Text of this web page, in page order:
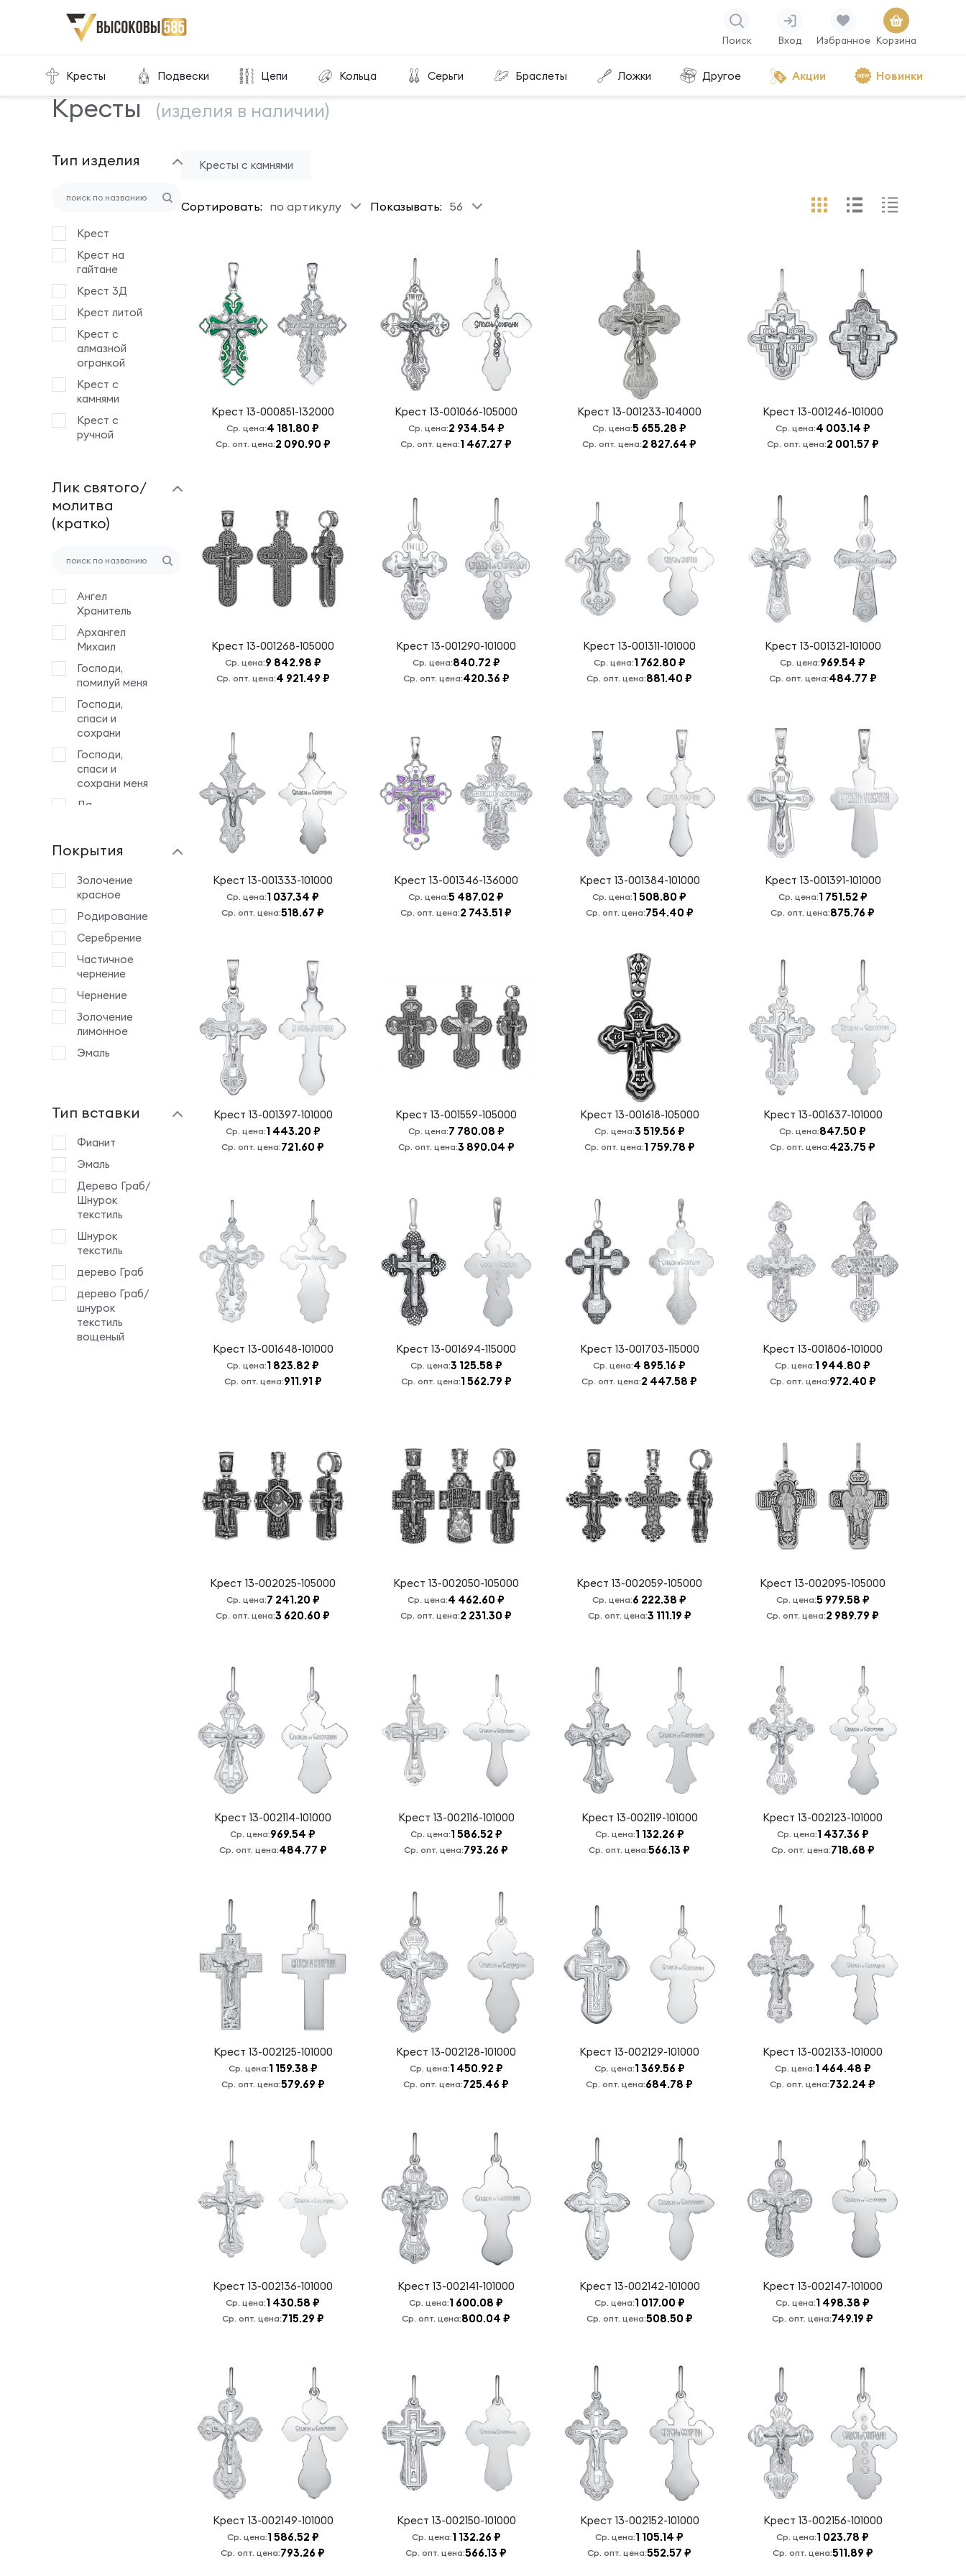
Поиск Вход Избранное Корзина
Кресты Подвески Цепи Кольца Серьги Браслеты Ложки Другое Акции Новинки
Главная Склад готовой продукции
Кресты (изделия в наличии)
Тип изделия
Крест
Крест на
гайтане
Крест 3Д
Крест литой
Крест с
алмазной
огранкой
Крест с
камнями
Крест с
ручной
эмалью
Крест
штампованный
крест на
Лик святого/
молитва
(кратко)
Ангел
Хранитель
Архангел
Михаил
Господи,
помилуй меня
Господи,
спаси и
сохрани
Господи,
спаси и
сохрани меня
Да
расточатся
врази Его
Животворящему
Кресту
Господню
Знамение Б.М.
Иоанн
Богослов
Казанская БМ
Крест 14:
Серафим
Ангел
Хранитель
Крест 4:
Животворящему
Кресту
Господню
Крест 7:
Животворящему
Кресту
Господню
Крест
хранитель
всея
Покрытия
Золочение
красное
Родирование
Серебрение
Частичное
чернение
Чернение
Золочение
лимонное
Эмаль
Тип вставки
Фианит
Эмаль
Дерево Граб/
Шнурок
текстиль
Шнурок
текстиль
дерево Граб
дерево Граб/
шнурок
текстиль
вощеный
Кресты с камнями
Сортировать: по артикулу Показывать: 56
Крест 13-000851-132000
Ср. цена:4 181.80 ₽
Ср. опт. цена:2 090.90 ₽
Крест 13-001066-105000
Ср. цена:2 934.54 ₽
Ср. опт. цена:1 467.27 ₽
Крест 13-001233-104000
Ср. цена:5 655.28 ₽
Ср. опт. цена:2 827.64 ₽
Крест 13-001246-101000
Ср. цена:4 003.14 ₽
Ср. опт. цена:2 001.57 ₽
Крест 13-001268-105000
Ср. цена:9 842.98 ₽
Ср. опт. цена:4 921.49 ₽
Крест 13-001290-101000
Ср. цена:840.72 ₽
Ср. опт. цена:420.36 ₽
Крест 13-001311-101000
Ср. цена:1 762.80 ₽
Ср. опт. цена:881.40 ₽
Крест 13-001321-101000
Ср. цена:969.54 ₽
Ср. опт. цена:484.77 ₽
Крест 13-001333-101000
Ср. цена:1 037.34 ₽
Ср. опт. цена:518.67 ₽
Крест 13-001346-136000
Ср. цена:5 487.02 ₽
Ср. опт. цена:2 743.51 ₽
Крест 13-001384-101000
Ср. цена:1 508.80 ₽
Ср. опт. цена:754.40 ₽
Крест 13-001391-101000
Ср. цена:1 751.52 ₽
Ср. опт. цена:875.76 ₽
Крест 13-001397-101000
Ср. цена:1 443.20 ₽
Ср. опт. цена:721.60 ₽
Крест 13-001559-105000
Ср. цена:7 780.08 ₽
Ср. опт. цена:3 890.04 ₽
Крест 13-001618-105000
Ср. цена:3 519.56 ₽
Ср. опт. цена:1 759.78 ₽
Крест 13-001637-101000
Ср. цена:847.50 ₽
Ср. опт. цена:423.75 ₽
Крест 13-001648-101000
Ср. цена:1 823.82 ₽
Ср. опт. цена:911.91 ₽
Крест 13-001694-115000
Ср. цена:3 125.58 ₽
Ср. опт. цена:1 562.79 ₽
Крест 13-001703-115000
Ср. цена:4 895.16 ₽
Ср. опт. цена:2 447.58 ₽
Крест 13-001806-101000
Ср. цена:1 944.80 ₽
Ср. опт. цена:972.40 ₽
Крест 13-002025-105000
Ср. цена:7 241.20 ₽
Ср. опт. цена:3 620.60 ₽
Крест 13-002050-105000
Ср. цена:4 462.60 ₽
Ср. опт. цена:2 231.30 ₽
Крест 13-002059-105000
Ср. цена:6 222.38 ₽
Ср. опт. цена:3 111.19 ₽
Крест 13-002095-105000
Ср. цена:5 979.58 ₽
Ср. опт. цена:2 989.79 ₽
Крест 13-002114-101000
Ср. цена:969.54 ₽
Ср. опт. цена:484.77 ₽
Крест 13-002116-101000
Ср. цена:1 586.52 ₽
Ср. опт. цена:793.26 ₽
Крест 13-002119-101000
Ср. цена:1 132.26 ₽
Ср. опт. цена:566.13 ₽
Крест 13-002123-101000
Ср. цена:1 437.36 ₽
Ср. опт. цена:718.68 ₽
Крест 13-002125-101000
Ср. цена:1 159.38 ₽
Ср. опт. цена:579.69 ₽
Крест 13-002128-101000
Ср. цена:1 450.92 ₽
Ср. опт. цена:725.46 ₽
Крест 13-002129-101000
Ср. цена:1 369.56 ₽
Ср. опт. цена:684.78 ₽
Крест 13-002133-101000
Ср. цена:1 464.48 ₽
Ср. опт. цена:732.24 ₽
Крест 13-002136-101000
Ср. цена:1 430.58 ₽
Ср. опт. цена:715.29 ₽
Крест 13-002141-101000
Ср. цена:1 600.08 ₽
Ср. опт. цена:800.04 ₽
Крест 13-002142-101000
Ср. цена:1 017.00 ₽
Ср. опт. цена:508.50 ₽
Крест 13-002147-101000
Ср. цена:1 498.38 ₽
Ср. опт. цена:749.19 ₽
Крест 13-002149-101000
Ср. цена:1 586.52 ₽
Ср. опт. цена:793.26 ₽
Крест 13-002150-101000
Ср. цена:1 132.26 ₽
Ср. опт. цена:566.13 ₽
Крест 13-002152-101000
Ср. цена:1 105.14 ₽
Ср. опт. цена:552.57 ₽
Крест 13-002156-101000
Ср. цена:1 023.78 ₽
Ср. опт. цена:511.89 ₽